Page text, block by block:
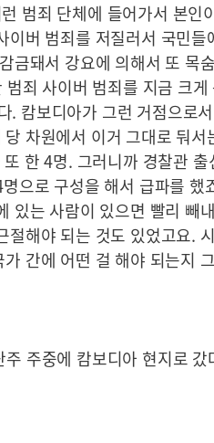
범죄 단체에 들어가서 본인
버 범죄를 저질러서 국민들
금돼서 강요에 의해서 또 목
죄 사이버 범죄를 지금 크
. 캄보디아가 그런 거점으로
차원에서 이거 그대로 둬서
한 4명. 그러니까 경찰관
으로 구성을 해서 급파를 했
있는 사람이 있으면 빨리 빼
해야 되는 것도 있었고요.
간에 어떤 걸 해야 되는지
주중에 캄보디아 현지로 갔